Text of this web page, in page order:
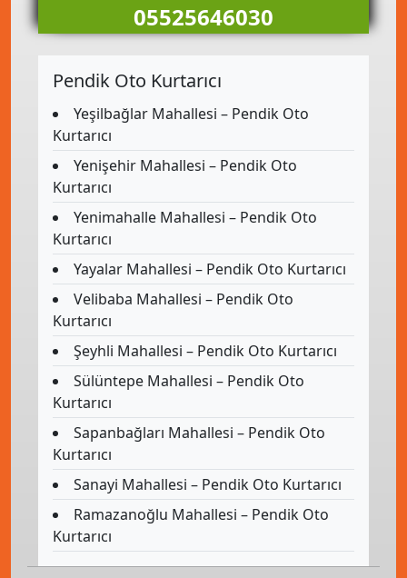
05525646030
Pendik Oto Kurtarıcı
Yeşilbağlar Mahallesi – Pendik Oto
Kurtarıcı
Yenişehir Mahallesi – Pendik Oto
Kurtarıcı
Yenimahalle Mahallesi – Pendik Oto
Kurtarıcı
Yayalar Mahallesi – Pendik Oto Kurtarıcı
Velibaba Mahallesi – Pendik Oto
Kurtarıcı
Şeyhli Mahallesi – Pendik Oto Kurtarıcı
Sülüntepe Mahallesi – Pendik Oto
Kurtarıcı
Sapanbağları Mahallesi – Pendik Oto
Kurtarıcı
Sanayi Mahallesi – Pendik Oto Kurtarıcı
Ramazanoğlu Mahallesi – Pendik Oto
Kurtarıcı